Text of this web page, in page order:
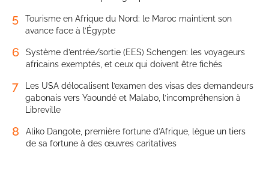
5
Tourisme en Afrique du Nord: le Maroc maintient son
avance face à l’Égypte
6
Système d’entrée/sortie (EES) Schengen: les voyageurs
africains exemptés, et ceux qui doivent être fichés
7
Les USA délocalisent l’examen des visas des demandeurs
gabonais vers Yaoundé et Malabo, l’incompréhension à
Libreville
8
Aliko Dangote, première fortune d’Afrique, lègue un tiers
de sa fortune à des œuvres caritatives